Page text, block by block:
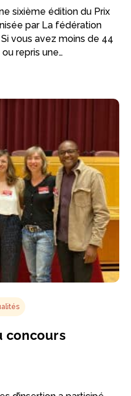
sixième édition du Prix
par La fédération
vous avez moins de 44
repris une…
concours